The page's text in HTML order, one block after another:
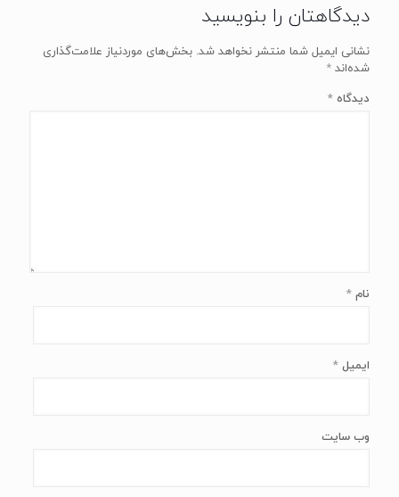
دیدگاهتان را بنویسید
نشانی ایمیل شما منتشر نخواهد شد. بخش‌های موردنیاز علامت‌گذاری
شده‌اند *
دیدگاه *
نام *
ایمیل *
وب‌ سایت